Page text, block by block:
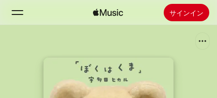
サインイン
新着おすすめ